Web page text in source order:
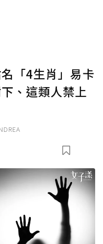
「4生肖」易卡
、這類人禁上